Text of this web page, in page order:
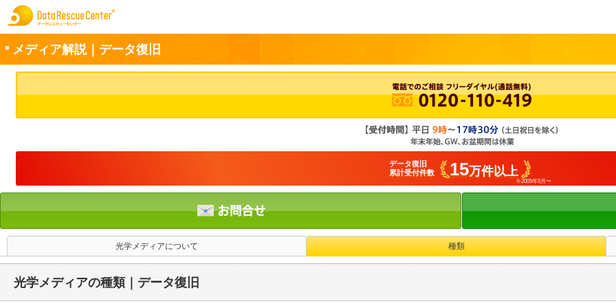
メディア解説｜データ復旧
データ復旧
累計受付件数
15万件以上
※2005年5月〜
光学メディアについて 種類
光学メディアの種類｜データ復旧
お申込方法
初めてのお客さまへ
サービスの流れ
データレスキューセンターの特徴
データ復旧料金
お客さまの声